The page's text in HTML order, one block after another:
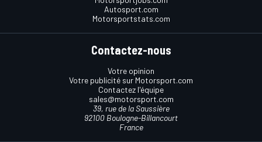
Autosport.com
Motorsportstats.com
Contactez-nous
Votre opinion
Votre publicité sur Motorsport.com
Contactez l'équipe
sales@motorsport.com
39, rue de la Saussière
92100 Boulogne-Billancourt
France